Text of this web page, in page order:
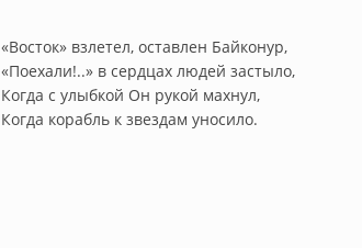
«Восток» взлетел, оставлен Байконур,
«Поехали!..» в сердцах людей застыло,
Когда с улыбкой Он рукой махнул,
Когда корабль к звездам уносило.